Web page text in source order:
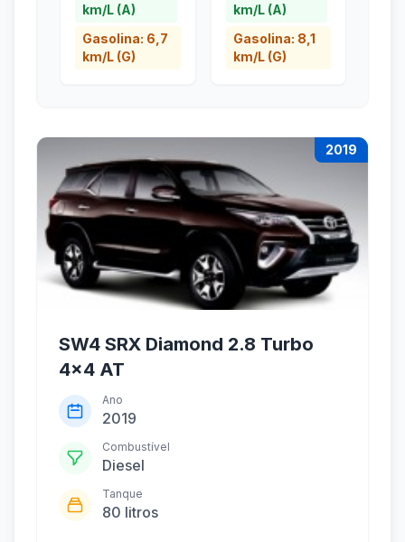
km/L (A)
Gasolina: 6,7
km/L (G)
km/L (A)
Gasolina: 8,1
km/L (G)
2019
SW4 SRX Diamond 2.8 Turbo
4x4 AT
Ano
2019
Combustível
Diesel
Tanque
80 litros